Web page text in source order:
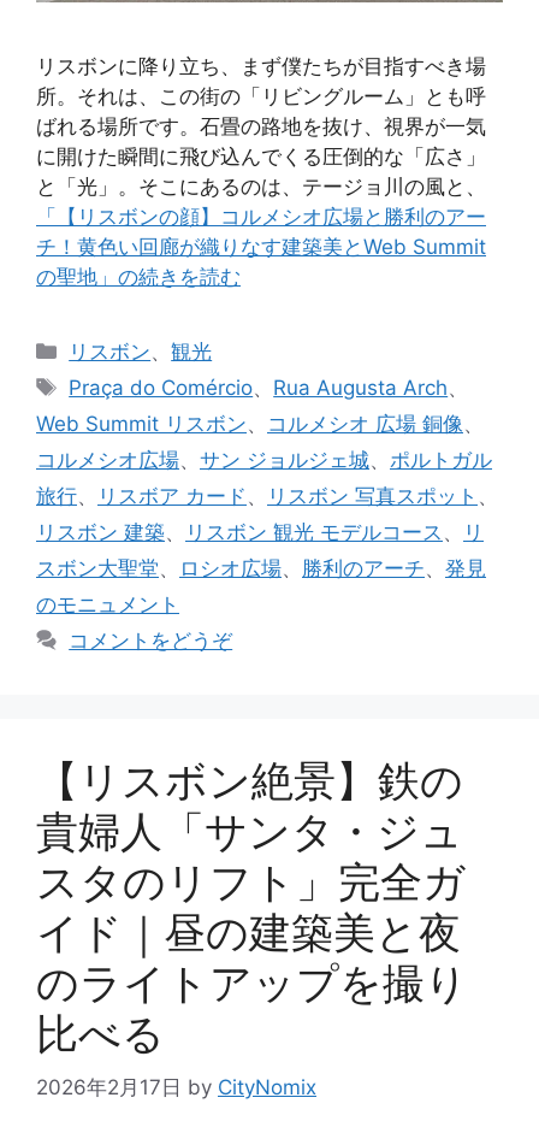
リスボンに降り立ち、まず僕たちが目指すべき場
所。それは、この街の「リビングルーム」とも呼
ばれる場所です。石畳の路地を抜け、視界が一気
に開けた瞬間に飛び込んでくる圧倒的な「広さ」
と「光」。そこにあるのは、テージョ川の風と、
「【リスボンの顔】コルメシオ広場と勝利のアー
チ！黄色い回廊が織りなす建築美とWeb Summit
の聖地」の続きを読む
カ
テ
リ
ー
リスボン、観光
タ
グ
Praça do Comércio、 Rua Augusta Arch、
Web Summit リスボン、 コルメシオ 広場 銅像、
コルメシオ広場、 サン ジョルジェ城、 ポルトガル
旅行、 リスボア カード 、 リスボン 写真スポット 、
リスボン 建築、 リスボン 観光 モデルコース 、
リ
スボン大聖堂、 ロシオ広場、 勝利のアーチ、 発見
のモニュメント
コメントをどうぞ
【リスボン絶景】鉄の
貴婦人「サンタ・ジュ
スタのリフト」完全ガ
イド｜昼の建築美と夜
のライトアップを撮り
比べる
2026年2月17日 by CityNomix